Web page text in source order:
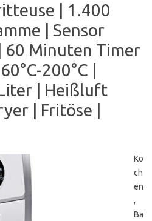
| 1.400
| Sensor
60 Minuten Timer
200°C |
| Heißluft
| Fritöse |
Ko
ch
en
,
Ba